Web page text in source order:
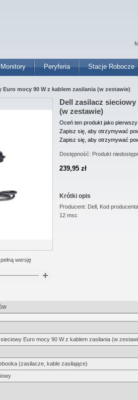
Monitory Peryferia Stacje Robocze
Euro mocy 90 W z kablem zasilania (w zestawie)
Dell zasilacz
(w zestawie)
Oceń ten produkt jako pierwszy
Zapisz się, aby otrzymywać
Zapisz się, aby otrzymywać
Dostępność: Produkt
239,95 zł
Krótki opis
Producent: Dell, Kod
12 msc
wersję
Euro mocy 90 W z kablem zasilania (w
(zasilacze, kable zasilające)